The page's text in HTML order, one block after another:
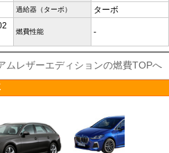
過給器（ターボ） ターボ
燃費性能 -
ムレザーエディションの燃費TOPへ